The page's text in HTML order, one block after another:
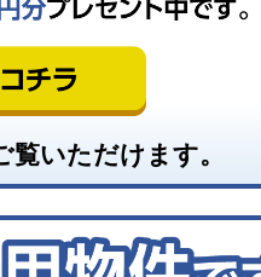
覧いただけます。